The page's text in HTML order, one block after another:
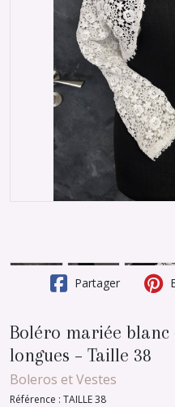
Partager
Boléro mariée blanc
longues – Taille 38
Boleros et Vestes
Référence : TAILLE 38